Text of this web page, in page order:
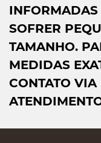
SOFRER
TAMANHO.
MEDIDAS
CONTATO